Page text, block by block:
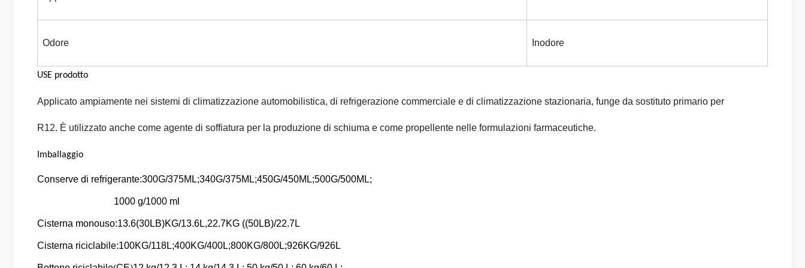
Odore Inodore
USE prodotto
Applicato ampiamente nei sistemi di climatizzazione automobilistica, di refrigerazione commerciale e di climatizzazione stazionaria, funge da sostituto primario per
R12. È utilizzato anche come agente di soffiatura per la produzione di schiuma e come propellente nelle formulazioni farmaceutiche.
Imballaggio
Conserve di refrigerante:300G/375ML;340G/375ML;450G/450ML;500G/500ML;
1000 g/1000 ml
Cisterna monouso:13.6(30LB)KG/13.6L,22.7KG ((50LB)/22.7L
Cisterna riciclabile:100KG/118L;400KG/400L;800KG/800L;926KG/926L